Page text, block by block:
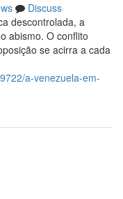
Discuss
descontrolada, a
abismo. O conflito
se acirra a cada
a-venezuela-em-